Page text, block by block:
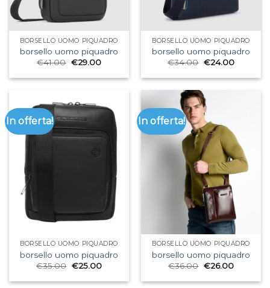
BORSELLO UOMO PIQUADRO
borsello uomo piquadro
€41.00 €29.00
BORSELLO UOMO PIQUADRO
borsello uomo piquadro
€34.00 €24.00
In offerta!
BORSELLO UOMO PIQUADRO
borsello uomo piquadro
€35.00 €25.00
In offerta!
BORSELLO UOMO PIQUADRO
borsello uomo piquadro
€36.00 €26.00